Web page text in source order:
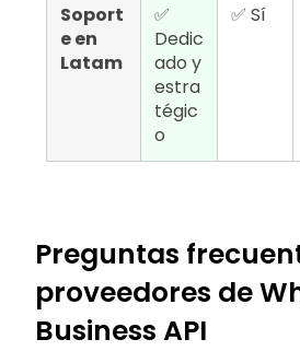
Soport
e en
Latam
✅
Dedic
ado y
estra
tégic
o
✅ Sí
Preguntas
proveedores de
Business API